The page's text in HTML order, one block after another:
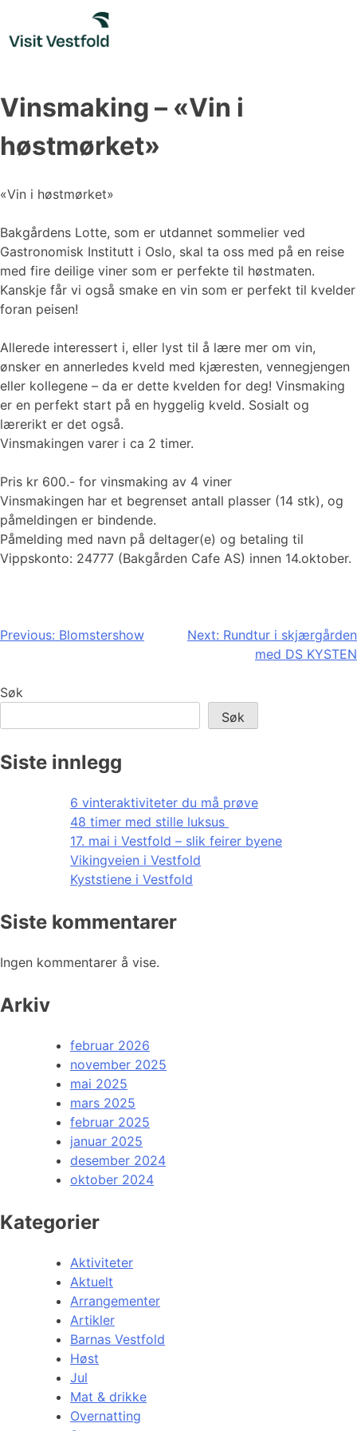
content
Vinsmaking – «Vin i
høstmørket»
«Vin i høstmørket»
Bakgårdens Lotte, som er utdannet sommelier ved
Gastronomisk Institutt i Oslo, skal ta oss med på en reise
med fire deilige viner som er perfekte til høstmaten.
Kanskje får vi også smake en vin som er perfekt til kvelder
foran peisen!
Allerede interessert i, eller lyst til å lære mer om vin,
ønsker en annerledes kveld med kjæresten, vennegjengen
eller kollegene – da er dette kvelden for deg! Vinsmaking
er en perfekt start på en hyggelig kveld. Sosialt og
lærerikt er det også.
Vinsmakingen varer i ca 2 timer.
Pris kr 600.- for vinsmaking av 4 viner
Vinsmakingen har et begrenset antall plasser (14 stk), og
påmeldingen er bindende.
Påmelding med navn på deltager(e) og betaling til
Vippskonto: 24777 (Bakgården Cafe AS) innen 14.oktober.
Innleggsnavigasjon
Previous: Blomstershow Next: Rundtur i skjærgården
med DS KYSTEN
Søk
Søk
Siste innlegg
6 vinteraktiviteter du må prøve
48 timer med stille luksus
17. mai i Vestfold – slik feirer byene
Vikingveien i Vestfold
Kyststiene i Vestfold
Siste kommentarer
Ingen kommentarer å vise.
Arkiv
februar 2026
november 2025
mai 2025
mars 2025
februar 2025
januar 2025
desember 2024
oktober 2024
Kategorier
Aktiviteter
Aktuelt
Arrangementer
Artikler
Barnas Vestfold
Høst
Jul
Mat & drikke
Overnatting